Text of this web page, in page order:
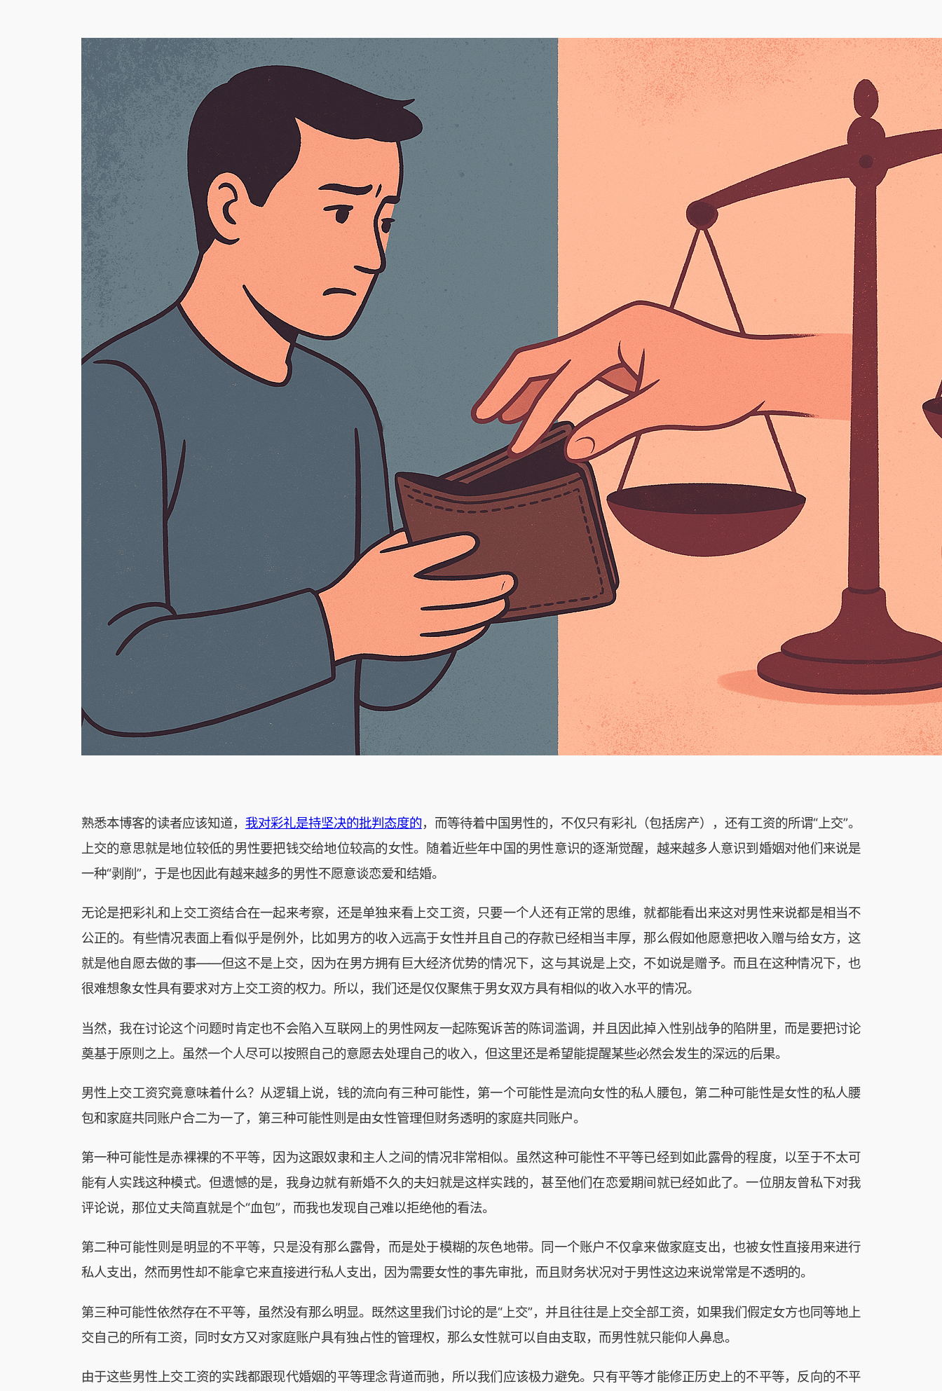
熟悉本博客的读者应该知道， 我对彩礼是持坚决的批判态度的，而等待着中国男性的，不仅只有彩礼（包括房产），还有工资的所谓“上交”。
上交的意思就是地位较低的男性要把钱交给地位较高的女性。随着近些年中国的男性意识的逐渐觉醒，越来越多人意识到婚姻对他们来说是
一种“剥削”，于是也因此有越来越多的男性不愿意谈恋爱和结婚。
无论是把彩礼和上交工资结合在一起来考察，还是单独来看上交工资，只要一个人还有正常的思维，就都能看出来这对男性来说都是相当不
公正的。有些情况表面上看似乎是例外，比如男方的收入远高于女性并且自己的存款已经相当丰厚，那么假如他愿意把收入赠与给女方，这
就是他自愿去做的事——但这不是上交，因为在男方拥有巨大经济优势的情况下，这与其说是上交，不如说是赠予。而且在这种情况下，也
很难想象女性具有要求对方上交工资的权力。所以，我们还是仅仅聚焦于男女双方具有相似的收入水平的情况。
当然，我在讨论这个问题时肯定也不会陷入互联网上的男性网友一起陈冤诉苦的陈词滥调，并且因此掉入性别战争的陷阱里，而是要把讨论
奠基于原则之上。虽然一个人尽可以按照自己的意愿去处理自己的收入，但这里还是希望能提醒某些必然会发生的深远的后果。
男性上交工资究竟意味着什么？从逻辑上说，钱的流向有三种可能性，第一个可能性是流向女性的私人腰包，第二种可能性是女性的私人腰
包和家庭共同账户合二为一了，第三种可能性则是由女性管理但财务透明的家庭共同账户。
第一种可能性是赤裸裸的不平等，因为这跟奴隶和主人之间的情况非常相似。虽然这种可能性不平等已经到如此露骨的程度，以至于不太可
能有人实践这种模式。但遗憾的是，我身边就有新婚不久的夫妇就是这样实践的，甚至他们在恋爱期间就已经如此了。一位朋友曾私下对我
评论说，那位丈夫简直就是个“血包”，而我也发现自己难以拒绝他的看法。
第二种可能性则是明显的不平等，只是没有那么露骨，而是处于模糊的灰色地带。同一个账户不仅拿来做家庭支出，也被女性直接用来进行
私人支出，然而男性却不能拿它来直接进行私人支出，因为需要女性的事先审批，而且财务状况对于男性这边来说常常是不透明的。
第三种可能性依然存在不平等，虽然没有那么明显。既然这里我们讨论的是“上交”，并且往往是上交全部工资，如果我们假定女方也同等地上
交自己的所有工资，同时女方又对家庭账户具有独占性的管理权，那么女性就可以自由支取，而男性就只能仰人鼻息。
由于这些男性上交工资的实践都跟现代婚姻的平等理念背道而驰，所以我们应该极力避免。只有平等才能修正历史上的不平等，反向的不平